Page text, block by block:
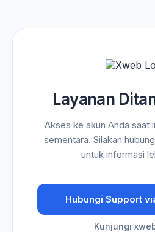
Layanan
Akses ke akun Anda saat
sementara. Silakan
untuk informasi
Hubungi Support
Kunjungi